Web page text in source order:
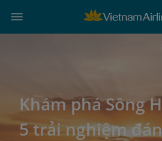
Khám phá Sông
5 trải nghiệm